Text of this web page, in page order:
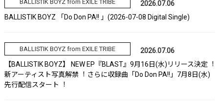
BALLISTIK BOYZ from EXILE TRIBE
2026.07.06
BALLISTIK BOYZ 「Do Don PA!! 」(2026-07-08 Digital Single)
BALLISTIK BOYZ from EXILE TRIBE
2026.07.06
【BALLISTIK BOYZ】 NEW EP『BLAST』9⽉16⽇(⽔)リリース決定︕
新アーティスト写真解禁︕ さらに収録曲「Do Don PA!!」7⽉8⽇(⽔)
先⾏配信スタート︕